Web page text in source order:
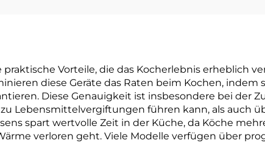
Vorteile, die das Kocherlebnis erheblich
diese Geräte das Raten beim Kochen, indem
Diese Genauigkeit ist insbesondere bei der
Lebensmittelvergiftungen führen kann, als auch
spart wertvolle Zeit in der Küche, da Köche
verloren geht. Viele Modelle verfügen über